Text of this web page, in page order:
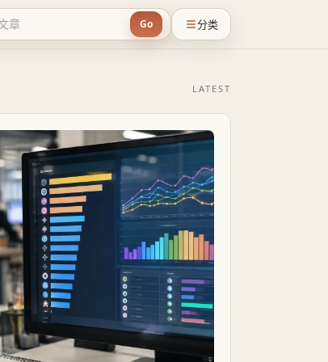
Go 分类
LATEST